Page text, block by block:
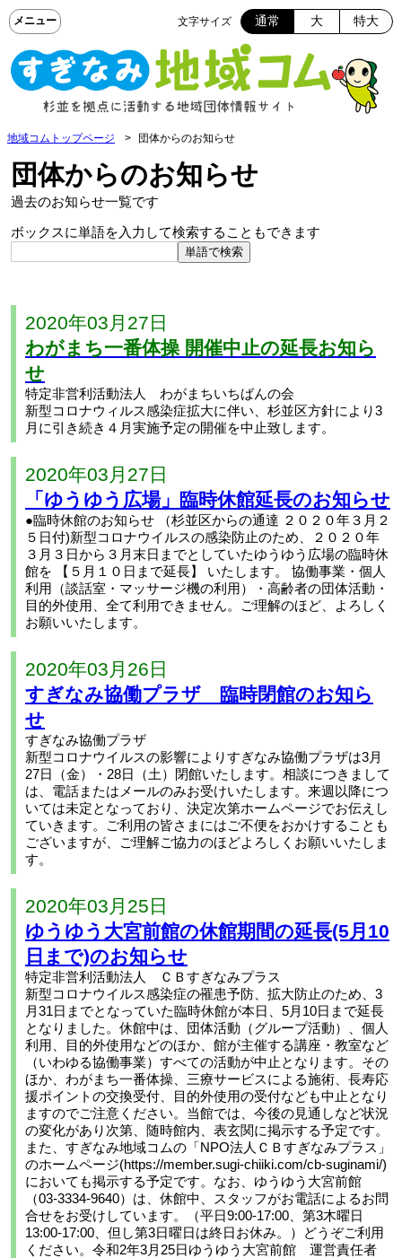
文字サイズ 通常 大 特大
地域コムトップページ 団体からのお知らせ
団体からのお知らせ
過去のお知らせ一覧です
ボックスに単語を入力して検索することもできます
2020年03月27日
わがまち一番体操 開催中止の延長お知ら
せ
特定非営利活動法人 わがまちいちばんの会
新型コロナウィルス感染症拡大に伴い、杉並区方針により3
月に引き続き４月実施予定の開催を中止致します。
2020年03月27日
「ゆうゆう広場」臨時休館延長のお知らせ
●臨時休館のお知らせ （杉並区からの通達 ２０２０年３月２
５日付)新型コロナウイルスの感染防止のため、２０２０年
３月３日から３月末日までとしていたゆうゆう広場の臨時休
館を 【５月１０日まで延長】 いたします。 協働事業・個人
利用（談話室・マッサージ機の利用）・高齢者の団体活動・
目的外使用、全て利用できません。ご理解のほど、よろしく
お願いいたします。
2020年03月26日
すぎなみ協働プラザ 臨時閉館のお知ら
せ
すぎなみ協働プラザ
新型コロナウイルスの影響によりすぎなみ協働プラザは3月
27日（金）・28日（土）閉館いたします。相談につきまして
は、電話またはメールのみお受けいたします。来週以降につ
いては未定となっており、決定次第ホームページでお伝えし
ていきます。ご利用の皆さまにはご不便をおかけすることも
ございますが、ご理解ご協力のほどよろしくお願いいたしま
す。
2020年03月25日
ゆうゆう大宮前館の休館期間の延長(5月10
日まで)のお知らせ
特定非営利活動法人 ＣＢすぎなみプラス
新型コロナウイルス感染症の罹患予防、拡大防止のため、3
月31日までとなっていた臨時休館が本日、5月10日まで延長
となりました。休館中は、団体活動（グループ活動）、個人
利用、目的外使用などのほか、館が主催する講座・教室など
（いわゆる協働事業）すべての活動が中止となります。その
ほか、わがまち一番体操、三療サービスによる施術、長寿応
援ポイントの交換受付、目的外使用の受付なども中止となり
ますのでご注意ください。当館では、今後の見通しなど状況
の変化があり次第、随時館内、表玄関に掲示する予定です。
また、すぎなみ地域コムの「NPO法人ＣＢすぎなみプラス」
のホームページ(https://member.sugi-chiiki.com/cb-suginami/)
においても掲示する予定です。なお、ゆうゆう大宮前館
（03-3334-9640）は、休館中、スタッフがお電話によるお問
合せをお受けしています。（平日9:00-17:00、第3木曜日
13:00-17:00、但し第3日曜日は終日お休み。）どうぞご利用
ください。令和2年3月25日ゆうゆう大宮前館 運営責任者